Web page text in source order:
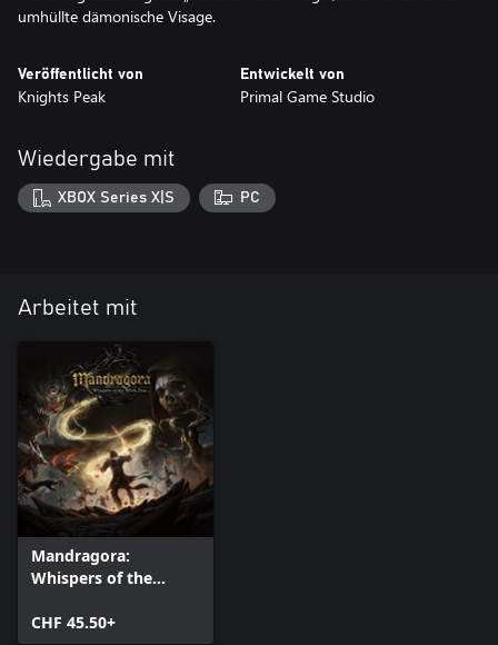
Veröffentlicht von
Knights Peak
Entwickelt von
Primal Game Studio
Wiedergabe mit
XBOX Series X|S PC
Arbeitet mit
Mandragora:
Whispers of the
CHF 45.50+